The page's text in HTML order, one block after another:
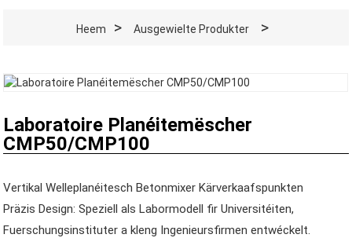
Heem Ausgewielte Produkter
Laboratoire Planéitemëscher
CMP50/CMP100
Vertikal Welleplanéitesch Betonmixer Kärverkaafspunkten
Präzis Design: Speziell als Labormodell fir Universitéiten,
Fuerschungsinstituter a kleng Ingenieursfirmen entwéckelt.